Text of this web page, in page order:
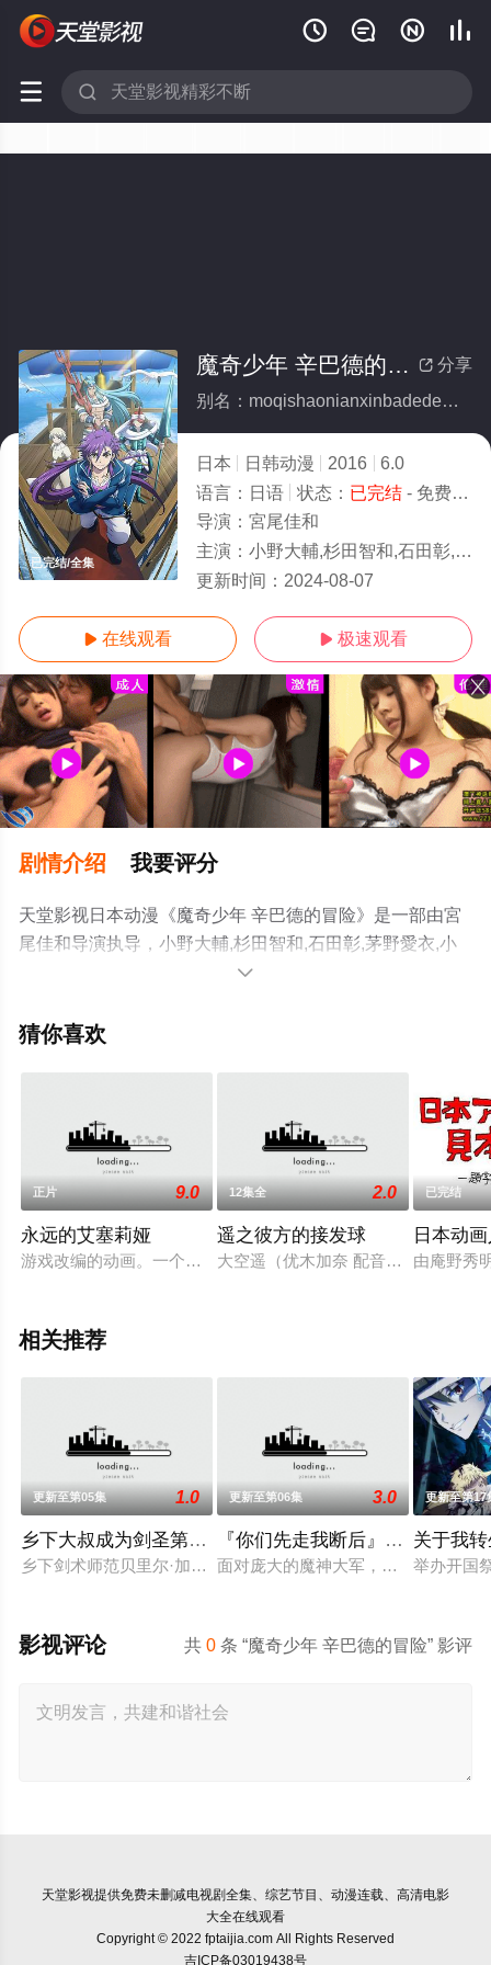
   
 
已完结/全集
 分享
魔奇少年 辛巴德的冒险(全集)
别名：moqishaonianxinbadedemaoxian
日本 日韩动漫 2016
6.0
语言： 日语 状态： 已完结- 免费在线观看
导演： 宮尾佳和
主演： 小野大輔,杉田智和,石田彰,茅野愛衣,小西克幸,日笠陽子,子安武人,東地宏樹,櫻井孝宏,藤原啓治,藤村歩
更新时间： 2024-08-07
 在线观看  极速观看
剧情介绍 我要评分
天堂影视日本动漫《魔奇少年 辛巴德的冒险》是一部由宮
尾佳和导演执导，小野大輔,杉田智和,石田彰,茅野愛衣,小
西克幸,日笠陽子,子安武人,東地宏樹,櫻井孝宏,藤原啓治,藤
完结），手机免费观看高清无删减完整版动漫全集就上天

猜你喜欢
正片 9.0
永远的艾塞莉娅
游戏改编的动画。一个把现实中的人召唤到异世界的故事。那个
12集全 2.0
遥之彼方的接发球
大空遥（优木加奈 配音）是一个个
已完结
日本动
由庵野秀
相关推荐
更新至第05集 1.0
乡下大叔成为剑圣第二季
乡下剑术师范贝里尔·加德南特。如今，他作为骑士团的特别指
更新至第06集 3.0
『你们先走我断后』，于是10年
面对庞大的魔神大军，为了回避全灭
更新至第17
关于我
举办开国
共0 条 “魔奇少年 辛巴德的冒险” 影评
影视评论
天堂影视提供免费未删减电视剧全集、综艺节目、动漫连载、高清电影
大全在线观看
Copyright © 2022 fptaijia.com All Rights Reserved
吉ICP备03019438号